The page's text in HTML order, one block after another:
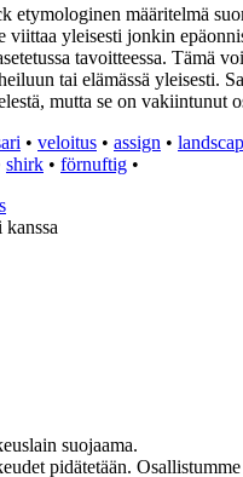
etymologinen määritelmä
viittaa yleisesti jonkin
tavoitteessa. Tämä
tai elämässä yleisesti.
mutta se on vakiintunut
• veloitus • assign •
shirk • förnuftig •
kanssa
suojaama.
pidätetään.